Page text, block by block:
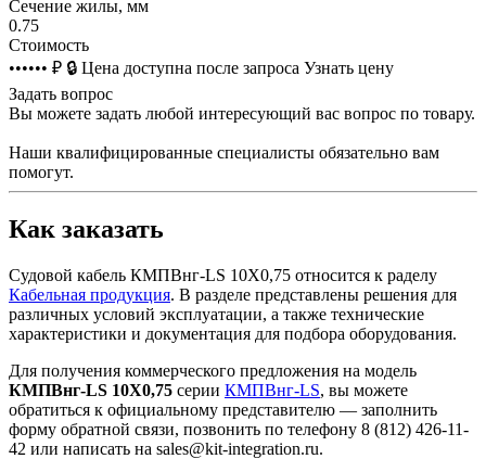
Сечение жилы, мм
0.75
Стоимость
•••••• ₽ 🔒 Цена доступна после запроса Узнать цену
Задать вопрос
Вы можете задать любой интересующий вас вопрос по товару.
Наши квалифицированные специалисты обязательно вам
помогут.
Как заказать
Судовой кабель КМПВнг-LS 10Х0,75 относится к раделу
Кабельная продукция. В разделе представлены решения для
различных условий эксплуатации, а также технические
характеристики и документация для подбора оборудования.
Для получения коммерческого предложения на модель
КМПВнг-LS 10Х0,75 серии КМПВнг-LS, вы можете
обратиться к официальному представителю — заполнить
форму обратной связи, позвонить по телефону 8 (812) 426-11-
42 или написать на sales@kit-integration.ru.